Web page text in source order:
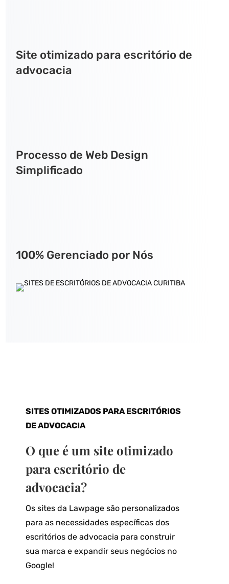
Site otimizado para escritório de
advocacia
Processo de Web Design
Simplificado
100% Gerenciado por Nós
SITES OTIMIZADOS PARA ESCRITÓRIOS
DE ADVOCACIA
O que é um site otimizado
para escritório de
advocacia?
Os sites da Lawpage são personalizados
para as necessidades específicas dos
escritórios de advocacia para construir
sua marca e expandir seus negócios no
Google!